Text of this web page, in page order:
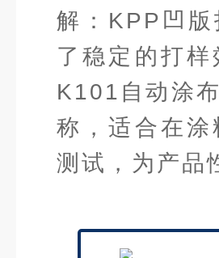
解：KPP凹
了稳定的打
K101自动涂
称，适合在
测试，为产品